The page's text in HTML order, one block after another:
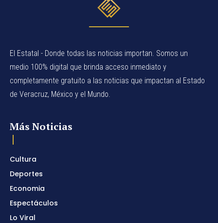
El Estatal - Donde todas las noticias importan. Somos un
medio 100% digital que brinda acceso inmediato y
completamente gratuito a las noticias que impactan al Estado
de Veracruz, México y el Mundo.
Más Noticias
Cultura
Deportes
Economia
Espectáculos
Lo Viral